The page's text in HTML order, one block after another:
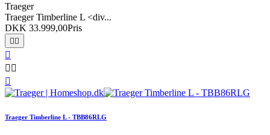
Traeger
Traeger Timberline L <div...
DKK 33.999,00Pris
 

 

Traeger Timberline L - TBB86RLG